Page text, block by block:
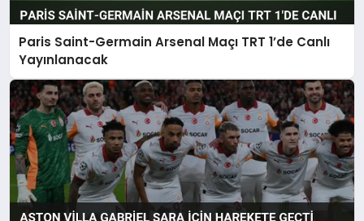
Paris Saint-Germain Arsenal Maçı TRT 1’de Canlı
Yayınlanacak